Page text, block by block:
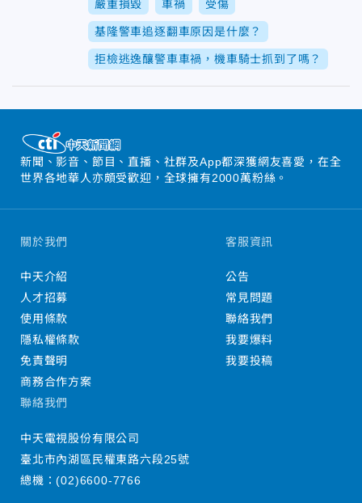
嚴重損毀 車禍 受傷
基隆警車追逐翻車原因是什麼？
拒檢逃逸釀警車車禍，機車騎士抓到了嗎？
新聞、影音、節目、直播、社群及App都深獲網友喜愛，在全
世界各地華人亦頗受歡迎，全球擁有2000萬粉絲。
關於我們
中天介紹
人才招募
使用條款
隱私權條款
免責聲明
商務合作方案
客服資訊
公告
常見問題
聯絡我們
我要爆料
我要投稿
聯絡我們
中天電視股份有限公司
臺北市內湖區民權東路六段25號
總機：(02)6600-7766